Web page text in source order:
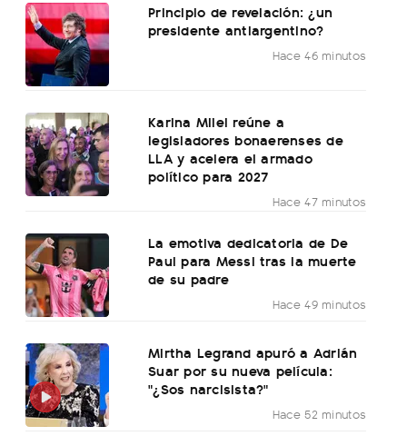
Principio de revelación: ¿un
presidente antiargentino?
Hace 46 minutos
Karina Milei reúne a
legisladores bonaerenses de
LLA y acelera el armado
político para 2027
Hace 47 minutos
La emotiva dedicatoria de De
Paul para Messi tras la muerte
de su padre
Hace 49 minutos
Mirtha Legrand apuró a Adrián
Suar por su nueva película:
"¿Sos narcisista?"
Hace 52 minutos